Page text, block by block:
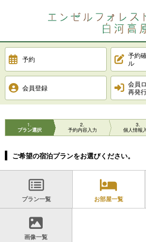
予約
予約
ル
会員登録
会員
再発
1
プラン選択
2
予約内容入力
3
個人情報
ご希望の宿泊プランをお選びください。
プラン一覧 お部屋一覧
画像一覧